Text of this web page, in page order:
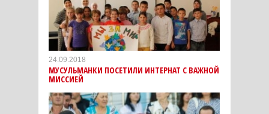
24.09.2018
МУСУЛЬМАНКИ ПОСЕТИЛИ ИНТЕРНАТ С ВАЖНОЙ
МИССИЕЙ